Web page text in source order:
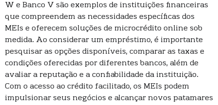
W e Banco V são exemplos de instituições financeiras
que compreendem as necessidades específicas dos
MEIs e oferecem soluções de microcrédito online sob
medida. Ao considerar um empréstimo, é importante
pesquisar as opções disponíveis, comparar as taxas e
condições oferecidas por diferentes bancos, além de
avaliar a reputação e a confiabilidade da instituição.
Com o acesso ao crédito facilitado, os MEIs podem
impulsionar seus negócios e alcançar novos patamares